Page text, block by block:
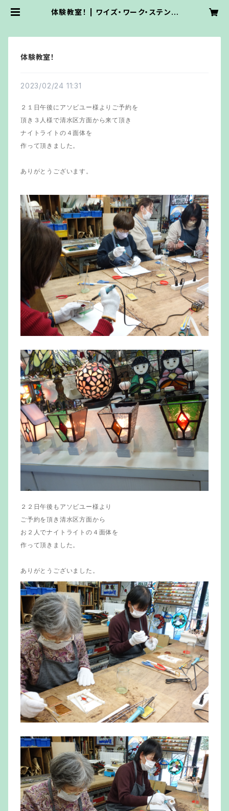
体験教室！ | ワイズ・ワーク・ステンド
体験教室！
2023/02/24 11:31
２１日午後にアソビユー様よりご予約を
頂き３人様で清水区方面から来て頂き
ナイトライトの４面体を
作って頂きました。
ありがとうございます。
２２日午後もアソビユー様より
ご予約を頂き清水区方面から
お２人でナイトライトの４面体を
作って頂きました。
ありがとうございました。